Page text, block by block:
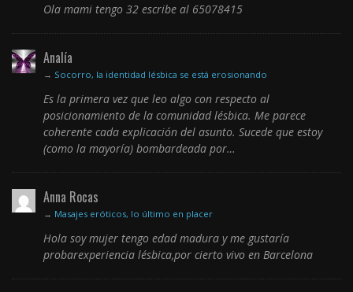
Ola mami tengo 32 escribe al 65078415
Analía
→ Socorro, la identidad lésbica se está erosionando
Es la primera vez que leo algo con respecto al
posicionamiento de la comunidad lésbica. Me parece
coherente cada explicación del asunto. Sucede que estoy
(como la mayoría) bombardeada por…
Anna Rocas
→ Masajes eróticos, lo último en placer
Hola soy mujer tengo edad madura y me gustaría
probarexperiencia lésbica,por cierto vivo en Barcelona